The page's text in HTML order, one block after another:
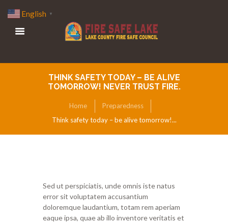
THINK SAFETY TODAY – BE ALIVE
TOMORROW! NEVER TRUST FIRE.
Home
Preparedness
Think safety today – be alive tomorrow!...
Sed ut perspiciatis, unde omnis iste natus
error sit voluptatem accusantium
doloremque laudantium, totam rem aperiam
eaque ipsa, quae ab illo inventore veritatis et
English ▼